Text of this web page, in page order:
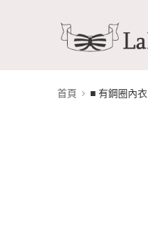
首頁 ■ 有鋼圈內衣